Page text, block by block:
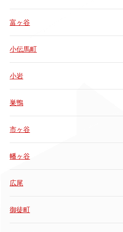
富ヶ谷
小伝馬町
小岩
巣鴨
市ヶ谷
幡ヶ谷
広尾
御徒町